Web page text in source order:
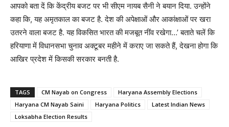
आपको बता दें कि केंद्रीय बजट पर भी सीएम नायब सैनी ने बयान दिया. उन्होंने
कहा कि, यह अमृतकाल का बजट है. देश की अपेक्षाओं और आकांक्षाओं पर खरा
उतरने वाला बजट है. यह विकसित भारत की मजबूत नींव रखेगा…’ बताते चलें कि
हरियाणा में विधानसभा चुनाव अक्टूबर महीने में कराए जा सकते हैं, देखना होगा कि
आखिर प्रदेश में किसकी सरकार बनती है.
TAGS CM Nayab on Congress
Haryana Assembly Elections
Haryana CM Nayab Saini
Haryana Politics
Latest Indian News
Loksabha Election Results